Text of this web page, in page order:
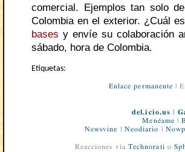
comercial. Ejemplos tan solo
Colombia en el exterior. ¿Cuál
bases y envíe su colaboración
sábado, hora de Colombia.
Etiquetas:
Enlace permanente |
del.icio.us |
Menéame |
Newsvine
Neodiario
Reacciones vía Technorati o